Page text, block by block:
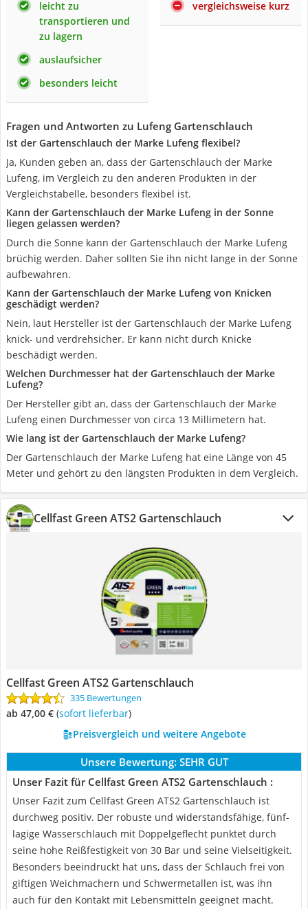
leicht zu
transportieren und
zu lagern
auslaufsicher
besonders leicht
vergleichsweise kurz
Fragen und Antworten zu Lufeng Gartenschlauch
Ist der Gartenschlauch der Marke Lufeng flexibel?
Ja, Kunden geben an, dass der Gartenschlauch der Marke
Lufeng, im Vergleich zu den anderen Produkten in der
Vergleichstabelle, besonders flexibel ist.
Kann der Gartenschlauch der Marke Lufeng in der Sonne
liegen gelassen werden?
Durch die Sonne kann der Gartenschlauch der Marke Lufeng
brüchig werden. Daher sollten Sie ihn nicht lange in der Sonne
aufbewahren.
Kann der Gartenschlauch der Marke Lufeng von Knicken
geschädigt werden?
Nein, laut Hersteller ist der Gartenschlauch der Marke Lufeng
knick- und verdrehsicher. Er kann nicht durch Knicke
beschädigt werden.
Welchen Durchmesser hat der Gartenschlauch der Marke
Lufeng?
Der Hersteller gibt an, dass der Gartenschlauch der Marke
Lufeng einen Durchmesser von circa 13 Millimetern hat.
Wie lang ist der Gartenschlauch der Marke Lufeng?
Der Gartenschlauch der Marke Lufeng hat eine Länge von 45
Meter und gehört zu den längsten Produkten in dem Vergleich.
Cellfast Green ATS2 Gartenschlauch
Cellfast Green ATS2 Gartenschlauch
335 Bewertungen
ab 47,00 € ( Sofort lieferbar)
Preisvergleich und weitere Angebote
Unsere Bewertung: SEHR GUT
Unser Fazit für Cellfast Green ATS2 Gartenschlauch :
Unser Fazit zum Cellfast Green ATS2 Gartenschlauch ist
durchweg positiv. Der robuste und widerstandsfähige, fünf-
lagige Wasserschlauch mit Doppelgeflecht punktet durch
seine hohe Reißfestigkeit von 30 Bar und seine Vielseitigkeit.
Besonders beeindruckt hat uns, dass der Schlauch frei von
giftigen Weichmachern und Schwermetallen ist, was ihn
auch für den Kontakt mit Lebensmitteln geeignet macht.